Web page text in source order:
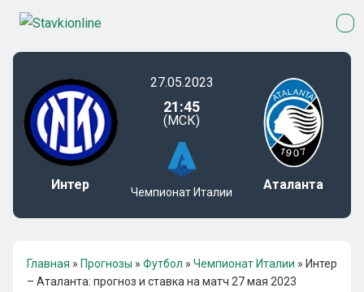
Интер
27.05.2023
21:45
(МСК)
Чемпионат Италии Аталанта
Главная » Прогнозы » Футбол » Чемпионат Италии » Интер
– Аталанта: прогноз и ставка на матч 27 мая 2023